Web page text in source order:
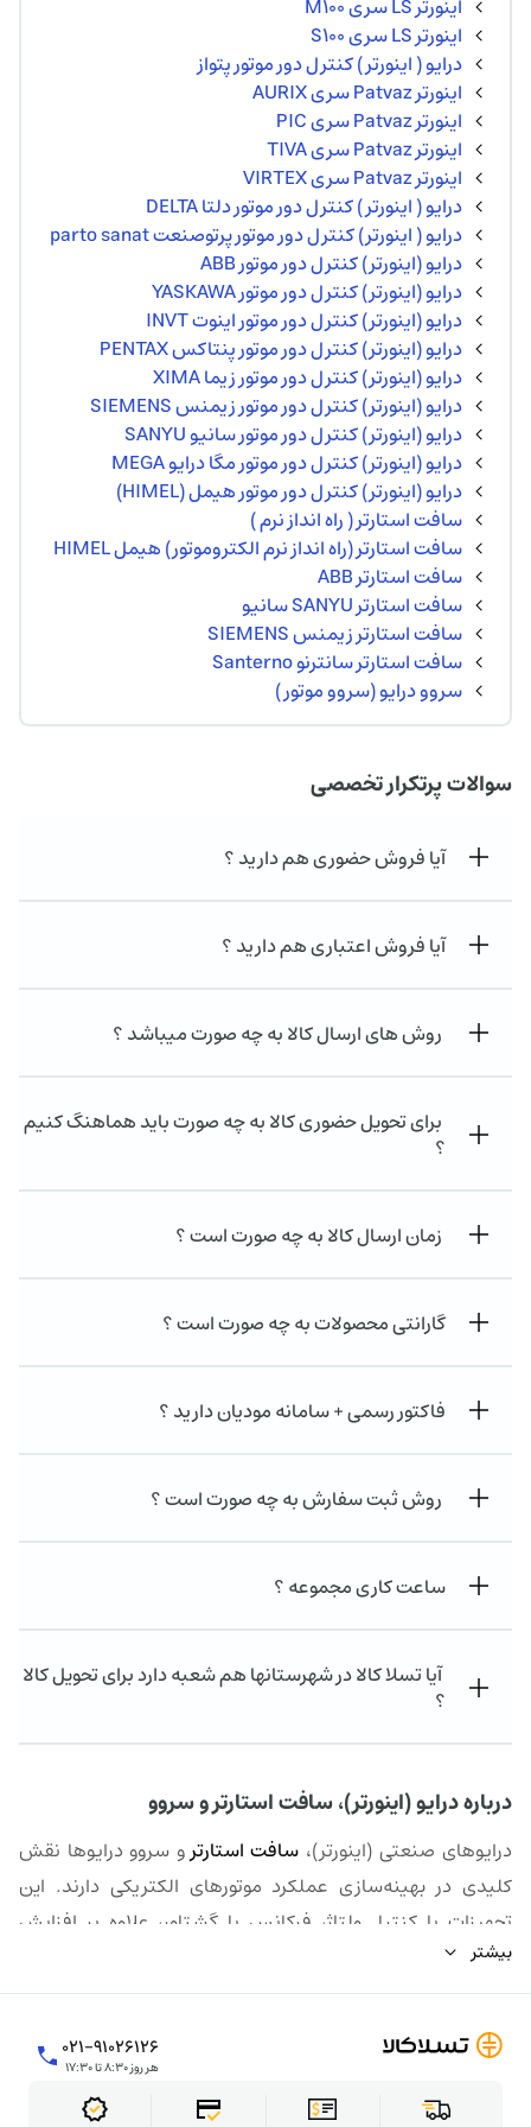
اینورتر LS سری M100
اینورتر LS سری S100
درایو ( اینورتر ) کنترل دور موتور پتواز
اینورتر Patvaz سری AURIX
اینورتر Patvaz سری PIC
اینورتر Patvaz سری TIVA
اینورتر Patvaz سری VIRTEX
درایو ( اینورتر ) کنترل دور موتور دلتا DELTA
درایو ( اینورتر) کنترل دور موتور پرتوصنعت parto sanat
درایو (اینورتر) کنترل دور موتور ABB
درایو (اینورتر) کنترل دور موتور YASKAWA
درایو (اینورتر) کنترل دور موتور اینوت INVT
درایو (اینورتر) کنترل دور موتور پنتاکس PENTAX
درایو (اینورتر) کنترل دور موتور زیما XIMA
درایو (اینورتر) کنترل دور موتور زیمنس SIEMENS
درایو (اینورتر) کنترل دور موتور سانیو SANYU
درایو (اینورتر) کنترل دور موتور مگا درایو MEGA
درایو (اینورتر) کنترل دور موتور هیمل (HIMEL)
سافت استارتر ( راه انداز نرم )
سافت استارتر (راه انداز نرم الکتروموتور) هیمل HIMEL
سافت استارتر ABB
سافت استارتر SANYU سانیو
سافت استارتر زیمنس SIEMENS
سافت استارتر سانترنو Santerno
سروو درایو (سروو موتور )
سوالات پرتکرار تخصصی
آیا فروش حضوری هم دارید ؟
آیا فروش اعتباری هم دارید ؟
روش های ارسال کالا به چه صورت میباشد ؟
برای تحویل حضوری کالا به چه صورت باید هماهنگ کنیم
؟
زمان ارسال کالا به چه صورت است ؟
گارانتی محصولات به چه صورت است ؟
فاکتور رسمی + سامانه مودیان دارید ؟
روش ثبت سفارش به چه صورت است ؟
ساعت کاری مجموعه ؟
آیا تسلا کالا در شهرستانها هم شعبه دارد برای تحویل کالا
؟
درباره درایو (اینورتر)، سافت استارتر و سروو
درایوهای صنعتی (اینورتر)، سافت استارترو سروو درایوها نقش
کلیدی در بهینه‌سازی عملکرد موتورهای الکتریکی دارند. این
تجهیزات با کنترل ولتاژ، فرکانس یا گشتاور، علاوه بر افزایش
بهره‌وری، عمر مفید تجهیزات را نیز افزایش می‌دهند.
بیشتر
۰۲۱-۹۱۰۲۶۱۲۶
هر روز ۸:۳۰ تا ۱۷:۳۰